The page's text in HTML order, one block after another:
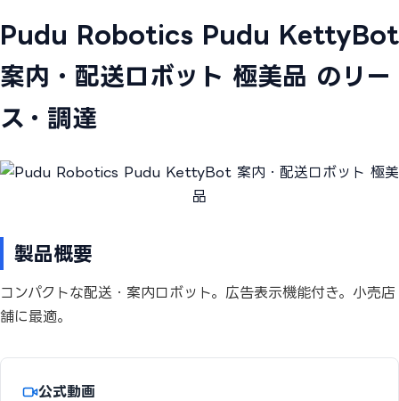
Pudu Robotics Pudu KettyBot
案内・配送ロボット 極美品 のリー
ス・調達
製品概要
コンパクトな配送・案内ロボット。広告表示機能付き。小売店
舗に最適。
公式動画